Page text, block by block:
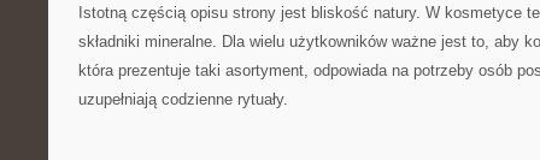
Istotną częścią opisu strony jest bliskość natury. W kosmetyce
składniki mineralne. Dla wielu użytkowników ważne jest to, aby
która prezentuje taki asortyment, odpowiada na potrzeby osób
uzupełniają codzienne rytuały.